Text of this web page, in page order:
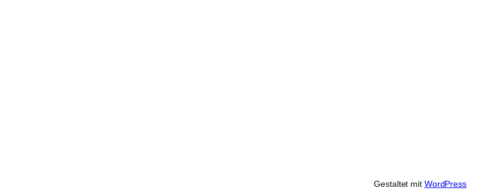
Gestaltet mit WordPress